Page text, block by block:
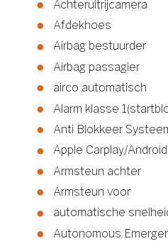
Achteruitrijcamera
Afdekhoes
Airbag bestuurder
Airbag passagier
airco automatisch
Alarm klasse
Anti Blokkeer
Apple Carplay/
Armsteun achter
Armsteun voor
automatische
Autonomous